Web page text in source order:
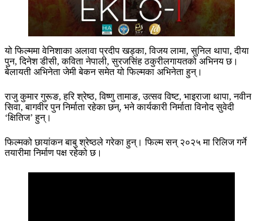
यो फिल्ममा वेनिशाका अलावा प्रदीप खड्का, विजय लामा, सुनिल थापा, दीया
पुन, दिनेश डीसी, कविता नेपाली, सुरजसिंह ठकुरीलगायतको अभिनय छ।
बेलायती अभिनेता जेमी बेकन समेत यो फिल्मका अभिनेता हुन्।
राजु कुमार गुरूङ, हरि श्रेष्ठ, विष्णु तामाङ, उत्सव विष्ट, भाइराजा थापा, नवीन
सिवा, बागवीर पुन निर्माता रहेका छन्, भने कार्यकारी निर्माता विनोद सुवेदी
‘क्षितिज’ हुन्।
फिल्मको छायांकन बाबु श्रेष्ठले गरेका हुन्। फिल्म सन् २०२५ मा रिलिज गर्ने
तयारीमा निर्माण पक्ष रहेको छ।